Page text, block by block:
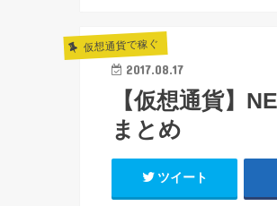
仮想通貨で稼ぐ
2017.08.17
【仮想通貨】
まとめ
ツイート